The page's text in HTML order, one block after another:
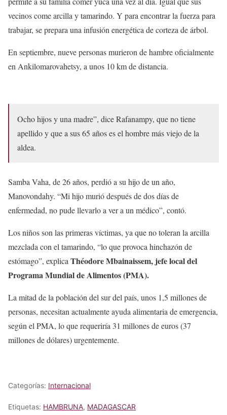
vecinos come arcilla y tamarindo. Y para encontrar la fuerza para
trabajar, se prepara una infusión energética de corteza de árbol.
En septiembre, nueve personas murieron de hambre oficialmente
en Ankilomarovahetsy, a unos 10 km de distancia.
Ocho hijos y una madre”, dice Rafanampy, que no tiene
apellido y que a sus 65 años es el hombre más viejo de la
aldea.
Samba Vaha, de 26 años, perdió a su hijo de un año,
Manovondahy. “Mi hijo murió después de dos días de
enfermedad, no pude llevarlo a ver a un médico”, contó.
Los niños son las primeras víctimas, ya que no toleran la arcilla
mezclada con el tamarindo, “lo que provoca hinchazón de
estómago”, explica Théodore Mbainaissem, jefe local del
Programa Mundial de Alimentos (PMA).
La mitad de la población del sur del país, unos 1,5 millones de
personas, necesitan actualmente ayuda alimentaria de emergencia,
según el PMA, lo que requeriría 31 millones de euros (37
millones de dólares) urgentemente.
Categorías: Internacional
Etiquetas: HAMBRUNA, MADAGASCAR